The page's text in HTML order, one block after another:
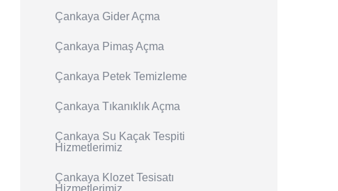
Çankaya Gider Açma
Çankaya Pimaş Açma
Çankaya Petek Temizleme
Çankaya Tıkanıklık Açma
Çankaya Su Kaçak Tespiti
Hizmetlerimiz
Çankaya Klozet Tesisatı
Hizmetlerimiz